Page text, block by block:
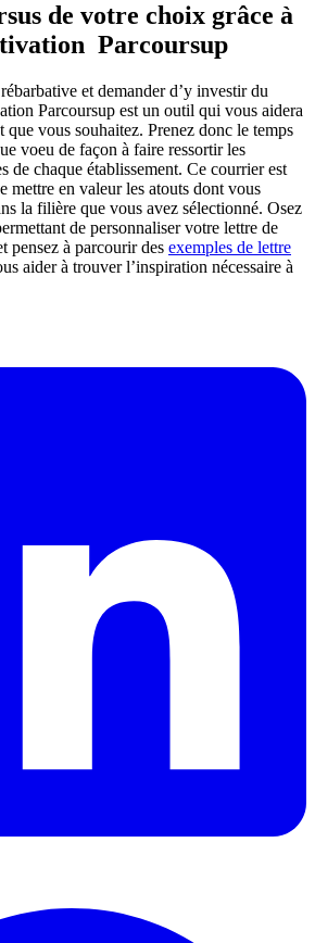
de votre choix grâce à
Parcoursup
et demander d’y investir du
Parcoursup est un outil qui vous aidera
que vous souhaitez. Prenez donc le temps
voeu de façon à faire ressortir les
de chaque établissement. Ce courrier est
mettre en valeur les atouts dont vous
la filière que vous avez sélectionné. Osez
de personnaliser votre lettre de
pensez à parcourir des exemples de lettre
aider à trouver l’inspiration nécessaire à